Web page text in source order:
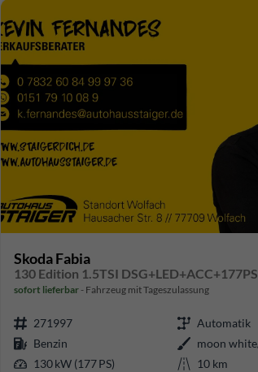
Skoda Fabia
130 Edition 1.5TSI DSG+LED+ACC+177PS
sofort lieferbar Fahrzeug mit Tageszulassung
271997
Automatik
Benzin
130 kW (177 PS)
10 km